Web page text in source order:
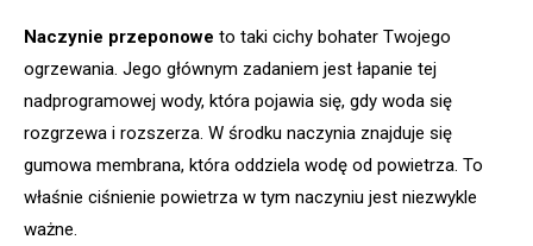
Naczynie przeponowe to taki cichy bohater Twojego
ogrzewania. Jego głównym zadaniem jest łapanie tej
nadprogramowej wody, która pojawia się, gdy woda się
rozgrzewa i rozszerza. W środku naczynia znajduje się
gumowa membrana, która oddziela wodę od powietrza. To
właśnie ciśnienie powietrza w tym naczyniu jest niezwykle
ważne.